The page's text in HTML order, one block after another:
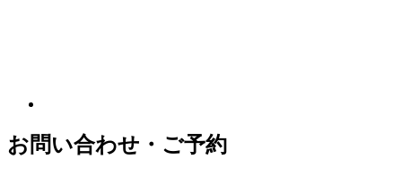
お問い合わせ・ご予約